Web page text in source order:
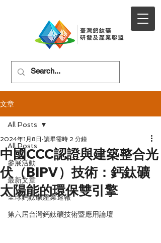
文章
All Posts
參展活動
最新文章
全球鈣鈦礦產業速報
第六屆台灣鈣鈦礦技術暨應用論壇
All Posts
中國CCC認證與建築整合光
伏（BIPV）技術：鈣鈦礦
太陽能的環保雙引擎
2024年1月8日 讀畢需時 2 分鐘